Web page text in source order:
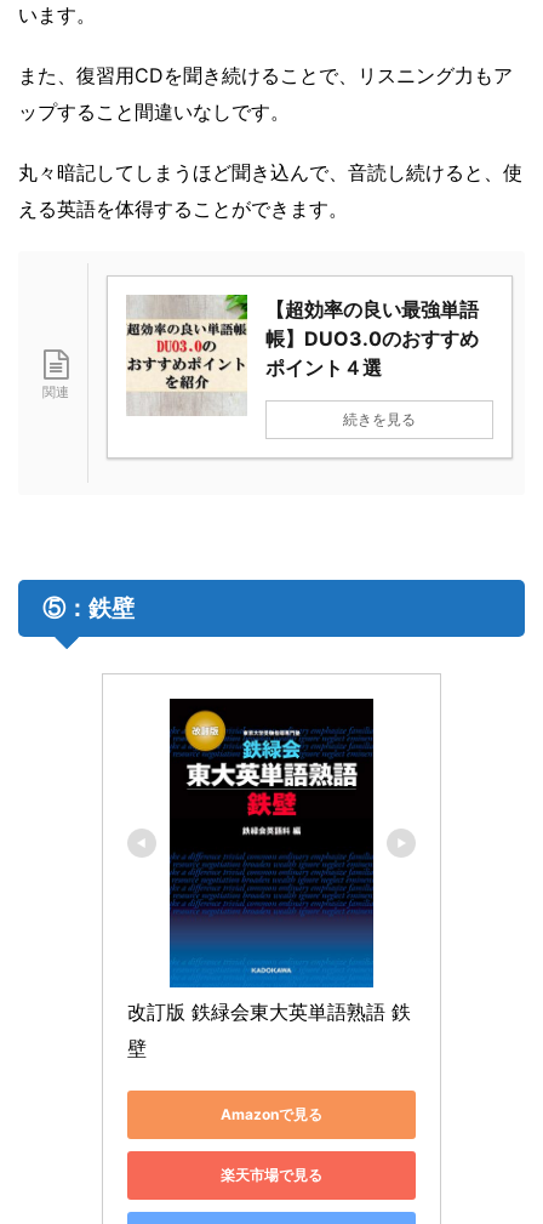
います。
また、復習用CDを聞き続けることで、リスニング力もア
ップすること間違いなしです。
丸々暗記してしまうほど聞き込んで、音読し続けると、使
える英語を体得することができます。
【超効率の良い最強単語
帳】DUO3.0のおすすめ
ポイント４選
続きを見る
⑤：鉄壁
改訂版 鉄緑会東大英単語熟語 鉄
壁
Amazonで見る
楽天市場で見る